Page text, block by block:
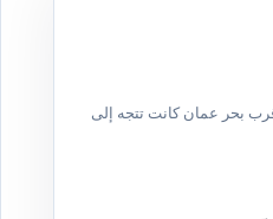
بحر عمان كانت تتجه إلى